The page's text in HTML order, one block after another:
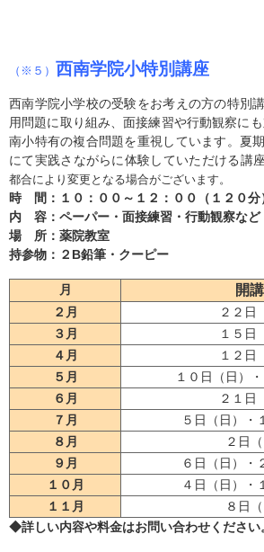
（※５） 西南学院小特別講座
西南学院小学校の受験をお考えの方の特別
用問題に取り組み、面接練習や行動観察に
南小特有の複合問題を重視しています。夏
にて実践さながらに体験していただける講
都合により変更となる場合がございます。
時 間：１０：００～１２：００（１２０分
内 容：ペーパー・面接練習・行動観察など
場 所：薬院教室
持参物：２B鉛筆・クーピー
月 開
２月
２２日
３月
１５日
４月
１２日
５月
１０日（日）
６月
２１日
７月
５日（日）・
８月
２日（
９月
６日（日）・
１０月
４日（日）・
１１月
８日（
◆詳しい内容や料金はお問い合わせください